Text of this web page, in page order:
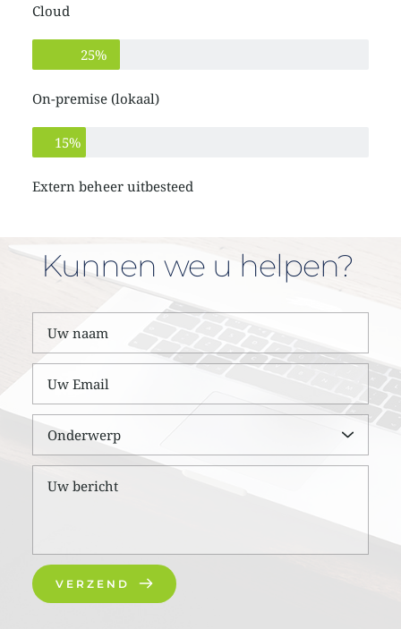
Cloud
25%
On-premise (lokaal)
15%
Extern beheer uitbesteed
Kunnen we u helpen?
Onderwerp
VERZEND